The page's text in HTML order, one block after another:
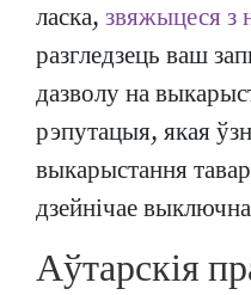
ласка, звяжыцеся з
разгледзець ваш
дазволу на
рэпутацыя, якая
выкарыстання
дзейнічае
Аўтарскія